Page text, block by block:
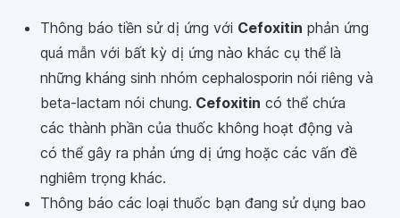
Thông báo tiền sử dị ứng với Cefoxitin phản ứng
quá mẫn với bất kỳ dị ứng nào khác cụ thể là
những kháng sinh nhóm cephalosporin nói riêng và
beta-lactam nói chung. Cefoxitin có thể chứa
các thành phần của thuốc không hoạt động và
có thể gây ra phản ứng dị ứng hoặc các vấn đề
nghiêm trọng khác.
Thông báo các loại thuốc bạn đang sử dụng bao